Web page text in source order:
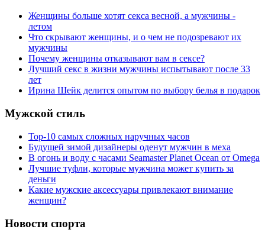
Женщины больше хотят секса весной, а мужчины -
летом
Что скрывают женщины, и о чем не подозревают их
мужчины
Почему женщины отказывают вам в сексе?
Лучший секс в жизни мужчины испытывают после 33
лет
Ирина Шейк делится опытом по выбору белья в подарок
Мужской стиль
Top-10 самых сложных наручных часов
Будущей зимой дизайнеры оденут мужчин в меха
В огонь и воду с часами Seamaster Planet Ocean от Omega
Лучшие туфли, которые мужчина может купить за
деньги
Какие мужские аксессуары привлекают внимание
женщин?
Новости спорта